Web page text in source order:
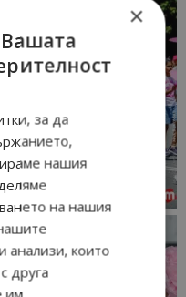
×
за да
нашия
на нашия
анализи, които
друга
им